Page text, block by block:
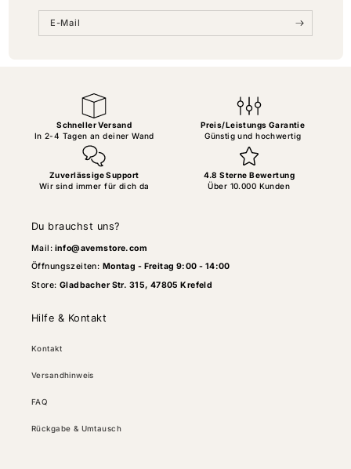
E-Mail
Schneller Versand
In 2-4 Tagen an deiner Wand
Preis/Leistungs Garantie
Günstig und hochwertig
Zuverlässige Support
Wir sind immer für dich da
4.8 Sterne Bewertung
Über 10.000 Kunden
Du brauchst uns?
Mail: info@avemstore.com
Öffnungszeiten: Montag - Freitag 9:00 - 14:00
Store: Gladbacher Str. 315, 47805 Krefeld
Hilfe & Kontakt
Kontakt
Versandhinweis
FAQ
Rückgabe & Umtausch